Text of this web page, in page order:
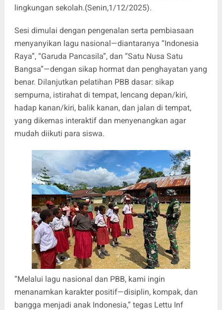
lingkungan sekolah.(Senin,1/12/2025).
Sesi dimulai dengan pengenalan serta pembiasaan
menyanyikan lagu nasional—diantaranya “Indonesia
Raya”, “Garuda Pancasila”, dan “Satu Nusa Satu
Bangsa”—dengan sikap hormat dan penghayatan yang
benar. Dilanjutkan pelatihan PBB dasar: sikap
sempurna, istirahat di tempat, lencang depan/kiri,
hadap kanan/kiri, balik kanan, dan jalan di tempat,
yang dikemas interaktif dan menyenangkan agar
mudah diikuti para siswa.
“Melalui lagu nasional dan PBB, kami ingin
menanamkan karakter positif—disiplin, kompak, dan
bangga menjadi anak Indonesia,” tegas Lettu Inf